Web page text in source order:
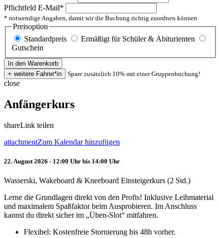
Pflichtfeld E-Mail*
* notwendige Angaben, damit wir die Buchung richtig zuordnen können
Preisoption
Standardpreis
Ermäßigt für Schüler & Abiturienten
Gutschein
Spare zusätzlich 10% mit einer Gruppenbuchung!
close
Anfängerkurs
shareLink teilen
attachmentZum Kalendar hinzufügen
22. August 2026 - 12:00 Uhr bis 14:00 Uhr
Wasserski, Wakeboard & Kneeboard Einsteigerkurs (2 Std.)
Lerne die Grundlagen direkt von den Profis! Inklusive Leihmaterial
und maximalem Spaßfaktor beim Ausprobieren. Im Anschluss
kannst du direkt sicher im „Üben-Slot“ mitfahren.
Flexibel: Kostenfreie Stornierung bis 48h vorher.